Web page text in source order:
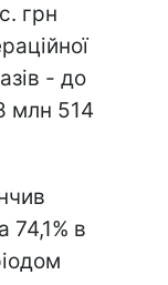
грн
- до
млн 514
74,1% в